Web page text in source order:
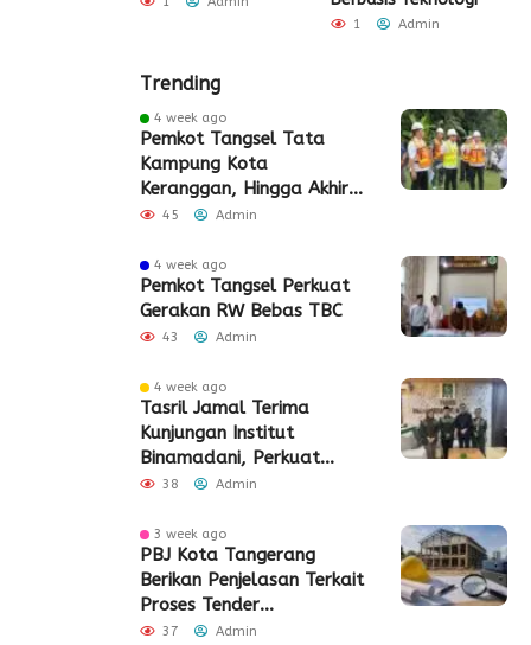
1 Admin
Trending
4 week ago
Pemkot Tangsel Tata
Kampung Kota
Keranggan, Hingga Akhir
2026
45 Admin
4 week ago
Pemkot Tangsel Perkuat
Gerakan RW Bebas TBC
43 Admin
4 week ago
Tasril Jamal Terima
Kunjungan Institut
Binamadani, Perkuat
Sinergi Bangun SDM Kota
38 Admin
3 week ago
PBJ Kota Tangerang
Berikan Penjelasan Terkait
Proses Tender
Pembangunan Eks Pabrik
37 Admin